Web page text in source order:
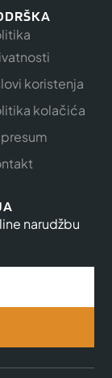
koristenja
kolačića
narudžbu